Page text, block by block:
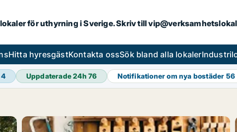
för uthyrning i Sverige. Skriv till
Hitta hyresgästKontakta ossSök bland alla lokaler
4 Uppdaterade 24h76 Notifikationer om nya bostäder 56